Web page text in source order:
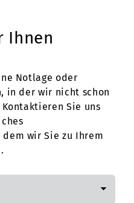
Ihnen
Notlage oder
in der wir nicht schon
Sie uns
wir Sie zu Ihrem